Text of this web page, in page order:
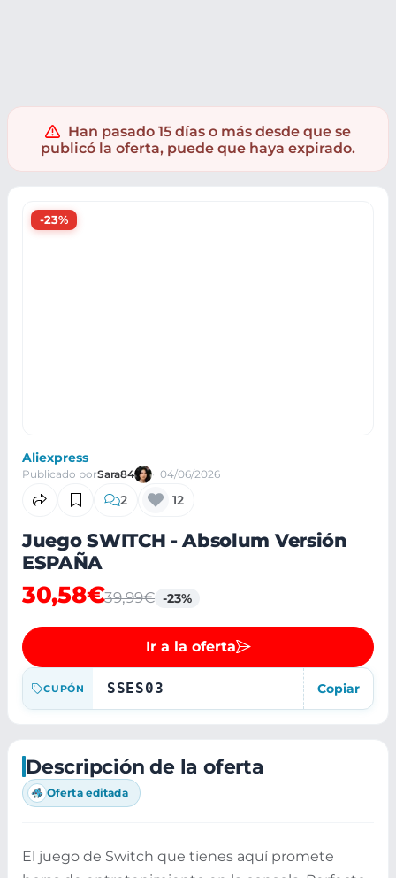
Han pasado 15 días o más desde que se
publicó la oferta, puede que haya expirado.
-23%
Aliexpress
Publicado porSara84 04/06/2026
2 12
Juego SWITCH - Absolum Versión
ESPAÑA
30,58€39,99€ -23%
Ir a la oferta
CUPÓN SSES03 Copiar
Descripción de la oferta
Oferta editada
El juego de Switch que tienes aquí promete